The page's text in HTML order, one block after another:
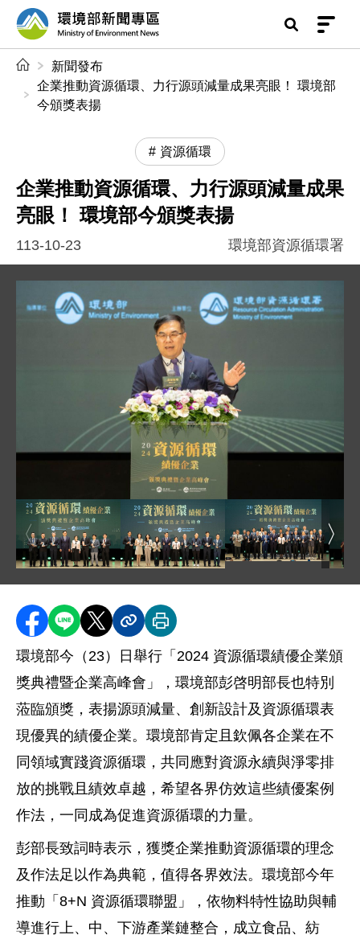
前往中央內容區塊
環境部新聞專區
新聞發布
企業推動資源循環、力行源頭減量成果亮眼！ 環境部
今頒獎表揚
資源循環
企業推動資源循環、力行源頭減量成果
亮眼！ 環境部今頒獎表揚
113-10-23 環境部資源循環署
圖片說明：1「2024 資源循環績優企業頒獎典禮暨
圖片說明：4「資源
分享至 Facebook
分享到 LINE
分享到 X分享內容連結
列印本頁
環境部今（23）日舉行「2024 資源循環績優企業頒
獎典禮暨企業高峰會」，環境部彭啓明部長也特別
蒞臨頒獎，表揚源頭減量、創新設計及資源循環表
現優異的績優企業。環境部肯定且欽佩各企業在不
同領域實踐資源循環，共同應對資源永續與淨零排
放的挑戰且績效卓越，希望各界仿效這些績優案例
作法，一同成為促進資源循環的力量。
彭部長致詞時表示，獲獎企業推動資源循環的理念
及作法足以作為典範，值得各界效法。環境部今年
推動「8+N 資源循環聯盟」，依物料特性協助與輔
導進行上、中、下游產業鏈整合，成立食品、紡